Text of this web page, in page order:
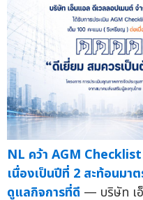
NL คว้า AGM
เนื่องเป็นปีที่ 2 สะท้อนมา
ดูแลกิจการที่ดี — บริษัท เ